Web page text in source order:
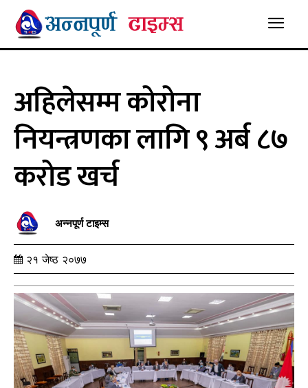
अहिलेसम्म कोरोना
नियन्त्रणका लागि ९ अर्ब ८७
करोड खर्च
अन्नपूर्ण टाइम्स
२१ जेष्ठ २०७७